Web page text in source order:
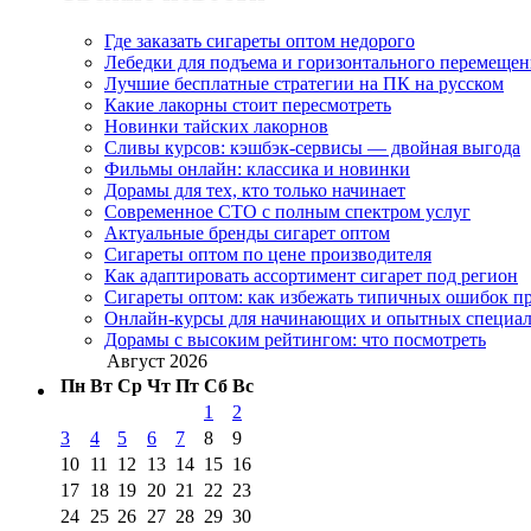
Где заказать сигареты оптом недорого
Лебедки для подъема и горизонтального
Лучшие бесплатные стратегии на ПК на русском
Какие лакорны стоит пересмотреть
Новинки тайских лакорнов
Сливы курсов: кэшбэк-сервисы — двойная выгода
Фильмы онлайн: классика и новинки
Дорамы для тех, кто только начинает
Современное СТО с полным спектром услуг
Актуальные бренды сигарет оптом
Сигареты оптом по цене производителя
Как адаптировать ассортимент сигарет под регион
Сигареты оптом: как избежать типичных ошибок
Онлайн-курсы для начинающих и опытных
Дорамы с высоким рейтингом: что посмотреть
Август 2026
Пн Вт Ср Чт Пт Сб Вс
1
2
3
4 5 6 7 8
9
10 11 12 13 14 15 16
17 18 19 20 21 22 23
24 25 26 27 28 29 30